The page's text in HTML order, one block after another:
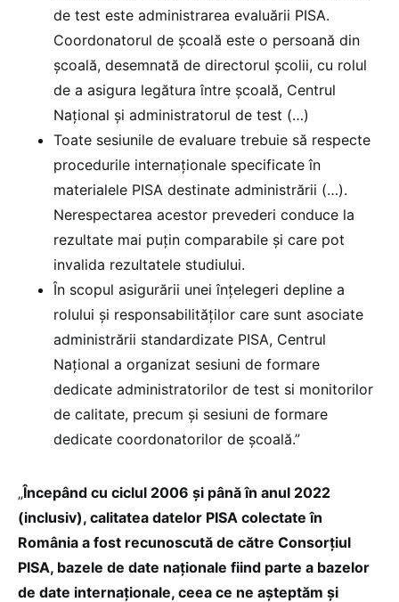
de test este administrarea evaluării PISA.
Coordonatorul de școală este o persoană din
școală, desemnată de directorul școlii, cu rolul
de a asigura legătura între școală, Centrul
Național și administratorul de test (…)
Toate sesiunile de evaluare trebuie să respecte
procedurile internaționale specificate în
materialele PISA destinate administrării (…).
Nerespectarea acestor prevederi conduce la
rezultate mai puțin comparabile și care pot
invalida rezultatele studiului.
În scopul asigurării unei înțelegeri depline a
rolului și responsabilităților care sunt asociate
administrării standardizate PISA, Centrul
Național a organizat sesiuni de formare
dedicate administratorilor de test si monitorilor
de calitate, precum și sesiuni de formare
dedicate coordonatorilor de școală.”
„Începând cu ciclul 2006 și până în anul 2022
(inclusiv), calitatea datelor PISA colectate în
România a fost recunoscută de către Consorțiul
PISA, bazele de date naționale fiind parte a bazelor
de date internaționale, ceea ce ne așteptăm și